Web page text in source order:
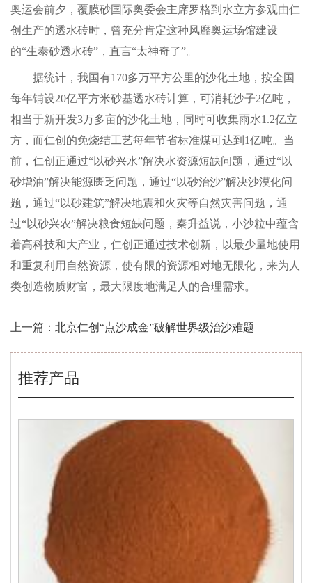
奥运会前夕，覆膜砂国际奥委会主席罗格到水立方参观由仁
创生产的透水砖时，曾充分肯定这种风靡奥运场馆建设
的“生泰砂透水砖”，直言“太神奇了”。
据统计，我国有170多万平方公里的沙化土地，按全国
每年铺设20亿平方米砂基透水砖计算，可消耗沙子2亿吨，
相当于新开发3万多亩的沙化土地，同时可收集雨水1.2亿立
方，而仁创的免烧结工艺每年节省标准煤可达到1亿吨。当
前，仁创正通过“以砂兴水”解决水资源短缺问题，通过“以
砂增油”解决能源匮乏问题，通过“以砂治沙”解决沙漠化问
题，通过“以砂建筑”解决地震和火灾等自然灾害问题，通
过“以砂兴农”解决粮食短缺问题，秦升益说，小沙粒中蕴含
着高科技和大产业，仁创正通过技术创新，以最少量地使用
和重复利用自然资源，使有限的资源相对地无限化，来为人
类创造物质财富，最大限度地满足人的合理需求。
上一篇：北京仁创“点沙成金”破解世界级治沙难题
推荐产品